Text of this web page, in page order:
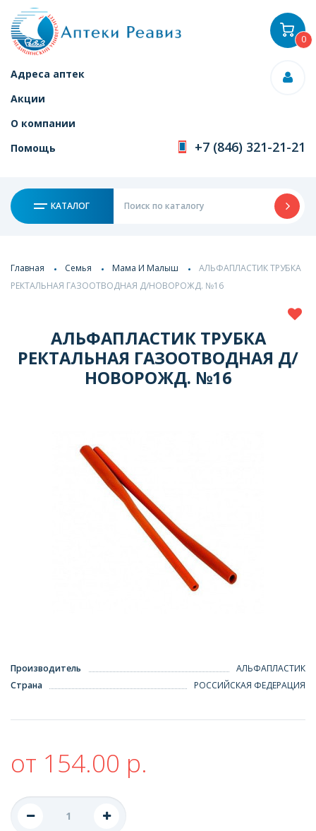
Адреса аптек
Акции
О компании
Помощь
+7 (846) 321-21-21
КАТАЛОГ
0
Главная Семья Мама И Малыш
АЛЬФАПЛАСТИК ТРУБКА
РЕКТАЛЬНАЯ ГАЗООТВОДНАЯ Д/НОВОРОЖД. №16
АЛЬФАПЛАСТИК ТРУБКА
РЕКТАЛЬНАЯ ГАЗООТВОДНАЯ Д/
НОВОРОЖД. №16
Производитель
АЛЬФАПЛАСТИК
Страна
РОССИЙСКАЯ ФЕДЕРАЦИЯ
от 154.00 р.